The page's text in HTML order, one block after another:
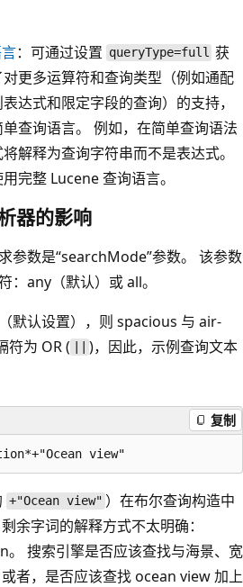
：可通过设置 queryType=full 获
更多运算符和查询类型（例如通配
达式和限定字段的查询）的支持，
查询语言。 例如，在简单查询语法
解释为查询字符串而不是表达式。
完整 Lucene 查询语言。
器的影响
参数是“searchMode”参数。 该参数
：any（默认）或 all。
默认设置），则 spacious 与 air-
符为 OR (
)，因此，示例查询文本
复制
+"Ocean view" ）在布尔查询构造中
余字词的解释方式不太明确：
搜索引擎是否应该查找与海景、宽
者，是否应该查找 ocean view 加上